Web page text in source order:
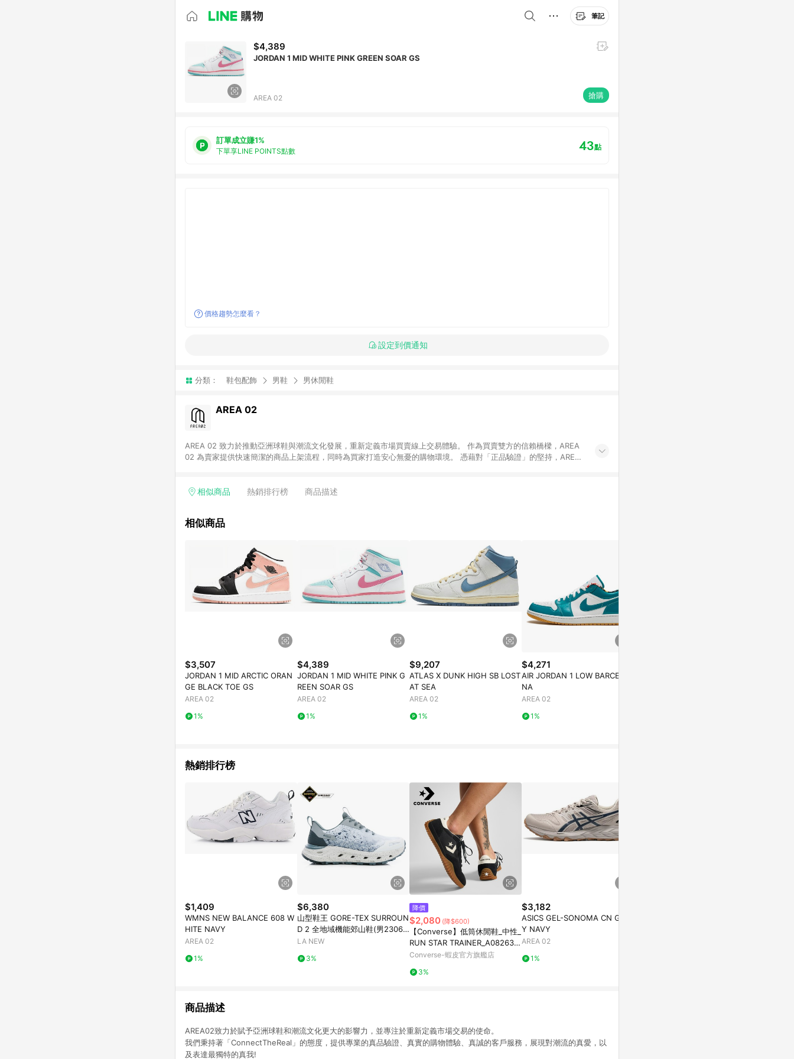
筆記
$4,389
JORDAN 1 MID WHITE PINK GREEN SOAR GS
AREA 02 搶購
訂單成立賺1%
下單享LINE POINTS點數 43點
價格趨勢怎麼看？
設定到價通知
分類： 鞋包配飾 男鞋 男休閒鞋
AREA 02
AREA 02 致力於推動亞洲球鞋與潮流文化發展，重新定義市場買賣線上交易體驗。 作為買賣雙方的信賴橋樑，AREA
02 為賣家提供快速簡潔的商品上架流程，同時為買家打造安心無憂的購物環境。 憑藉對「正品驗證」的堅持，AREA
相似商品 熱銷排行榜 商品描述
相似商品
$3,507
JORDAN 1 MID ARCTIC ORAN
GE BLACK TOE GS
AREA 02
1%
$4,389
JORDAN 1 MID WHITE PINK G
REEN SOAR GS
AREA 02
1%
$9,207
ATLAS X DUNK HIGH SB LOST
AT SEA
AREA 02
1%
$4,271
AIR JORDAN 1 LOW BARCELO
NA
AREA 02
1%
熱銷排行榜
$1,409
WMNS NEW BALANCE 608 W
HITE NAVY
AREA 02
1%
$6,380
山型鞋王 GORE-TEX SURROUN
D 2 全地域機能郊山鞋(男23061
4540)
LA NEW
3%
降價
$2,080 (降$600)
【Converse】低筒休閒鞋_中性_
RUN STAR TRAINER_A08263C
黑色德訓鞋 韓星同款 官方旗艦店
Converse-蝦皮官方旗艦店
3%
$3,182
ASICS GEL-SONOMA CN GRE
Y NAVY
AREA 02
1%
商品描述
AREA02致力於賦予亞洲球鞋和潮流文化更大的影響力，並專注於重新定義市場交易的使命。
我們秉持著「ConnectTheReal」的態度，提供專業的真品驗證、真實的購物體驗、真誠的客戶服務，展現對潮流的真愛，以
及表達最獨特的真我!